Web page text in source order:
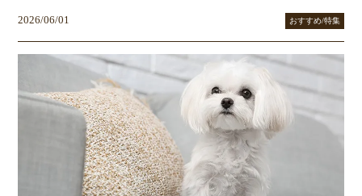
2026/06/01 おすすめ/特集